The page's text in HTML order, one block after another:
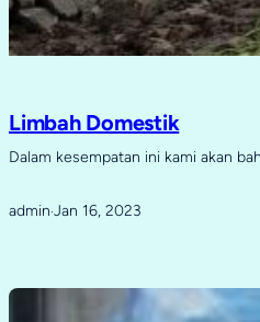
Limbah Domestik
Dalam kesempatan ini kami akan
admin·Jan 16, 2023